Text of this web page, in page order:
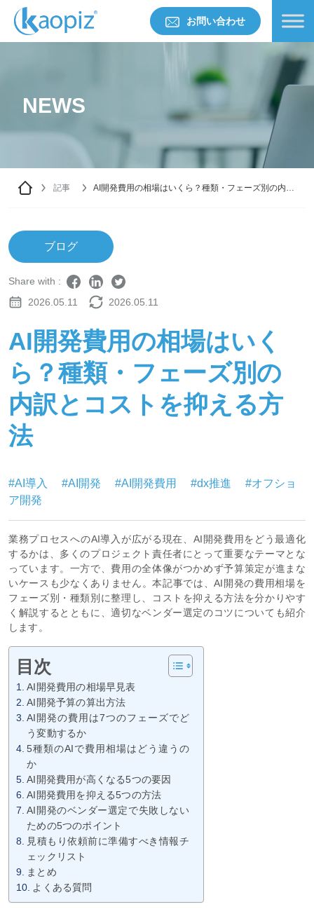
お問い合わせ
NEWS
記事
AI開発費用の相場はいくら？種類・フェーズ別の内訳
ブログ
Share with :
2026.05.11
2026.05.11
AI開発費用の相場はいく
ら？種類・フェーズ別の
内訳とコストを抑える方
法
#AI導入 #AI開発 #AI開発費用 #dx推進
#オフショ
ア開発
業務プロセスへのAI導入が広がる現在、AI開発費用をどう最適化
するかは、多くのプロジェクト責任者にとって重要なテーマとな
っています。一方で、費用の全体像がつかめず予算策定が進まな
いケースも少なくありません。本記事では、AI開発の費用相場を
フェーズ別・種類別に整理し、コストを抑える方法を分かりやす
く解説するとともに、適切なベンダー選定のコツについても紹介
します。
目次
AI開発費用の相場早見表
AI開発予算の算出方法
AI開発の費用は7つのフェーズでど
う変動するか
5種類のAIで費用相場はどう違うの
か
AI開発費用が高くなる5つの要因
AI開発費用を抑える5つの方法
AI開発のベンダー選定で失敗しない
ための5つのポイント
見積もり依頼前に準備すべき情報チ
ェックリスト
まとめ
よくある質問